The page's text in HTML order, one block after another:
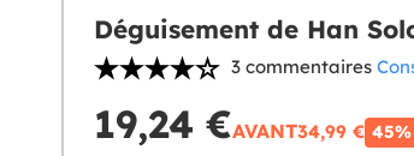
Déguisement de Han
3 commentaires
19,24 €AVANT34,99 € 45%